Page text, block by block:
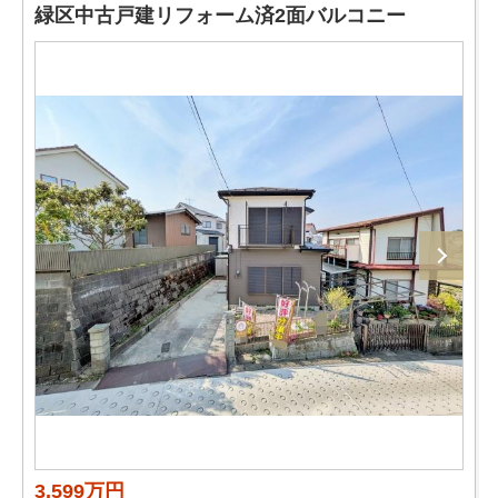
緑区中古戸建リフォーム済2面バルコニー
3,599万円